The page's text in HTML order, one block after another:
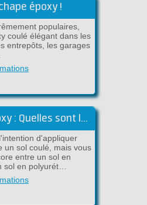
époxy !
populaires,
coulé élégant dans les
entrepôts, les garages
Polyuréthane (PU) ou Époxy : Quelles sont les différences pour un sol coulé ?
d'appliquer
un sol coulé, mais vous
entre un sol en
sol en polyurét…